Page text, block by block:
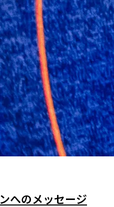
へのメッセージ